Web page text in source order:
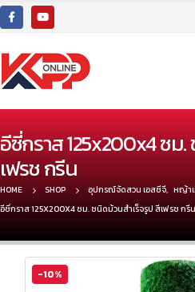
อีซี่กราส 125x200x4 ซม
เฟรช กรีน
HOME SHOP อุปกรณ์จัดสวน เอสซีจี, หญ้า
อีซี่กราส 125X200X4 ซม. ชนิดม้วนสำเร็จรูป สีเฟรช กรีน
-10%